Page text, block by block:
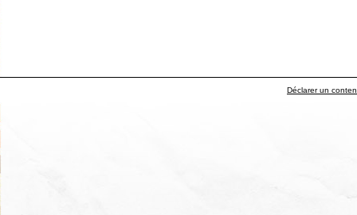
Déclarer un